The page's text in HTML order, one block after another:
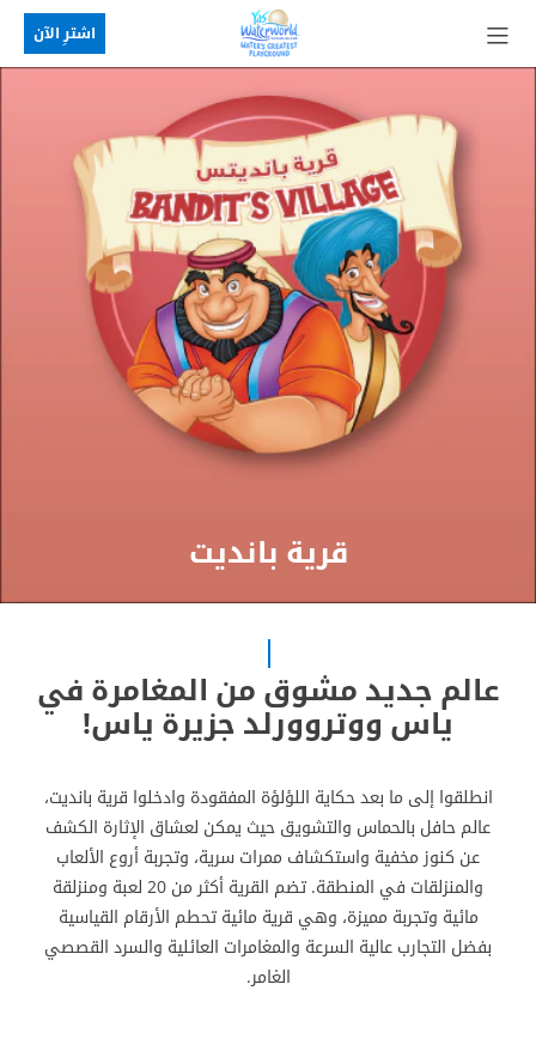
اشترِ الآن
قرية بانديت
عالم جديد مشوق من المغامرة في
ياس ووتروورلد جزيرة ياس!
انطلقوا إلى ما بعد حكاية اللؤلؤة المفقودة وادخلوا قرية بانديت،
عالم حافل بالحماس والتشويق حيث يمكن لعشاق الإثارة الكشف
عن كنوز مخفية واستكشاف ممرات سرية، وتجربة أروع الألعاب
والمنزلقات في المنطقة. تضم القرية أكثر من 20 لعبة ومنزلقة
مائية وتجربة مميزة، وهي قرية مائية تحطم الأرقام القياسية
بفضل التجارب عالية السرعة والمغامرات العائلية والسرد القصصي
الغامر.